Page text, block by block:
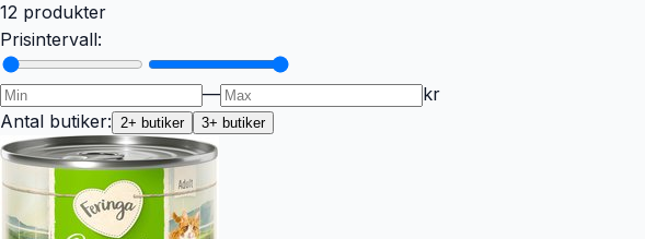
12 produkter
Prisintervall:
—
kr
Antal butiker: 2+ butiker 3+ butiker